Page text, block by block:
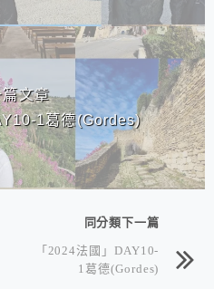
篇文章
1葛德(Gordes)
同分類下一篇
「2024法國」DAY10-
1葛德(Gordes)